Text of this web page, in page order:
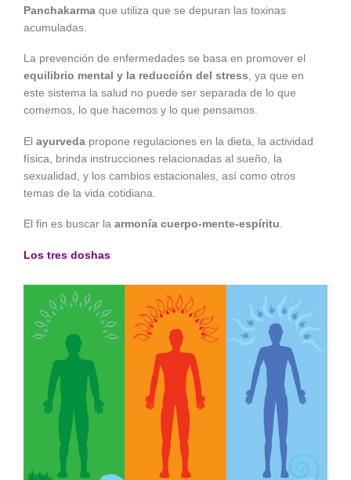
Panchakarma que utiliza que se depuran las toxinas
acumuladas.
La prevención de enfermedades se basa en promover el
equilibrio mental y la reducción del stress, ya que en
este sistema la salud no puede ser separada de lo que
comemos, lo que hacemos y lo que pensamos.
El ayurveda propone regulaciones en la dieta, la actividad
física, brinda instrucciones relacionadas al sueño, la
sexualidad, y los cambios estacionales, así como otros
temas de la vida cotidiana.
El fin es buscar la armonía cuerpo-mente-espíritu.
Los tres doshas